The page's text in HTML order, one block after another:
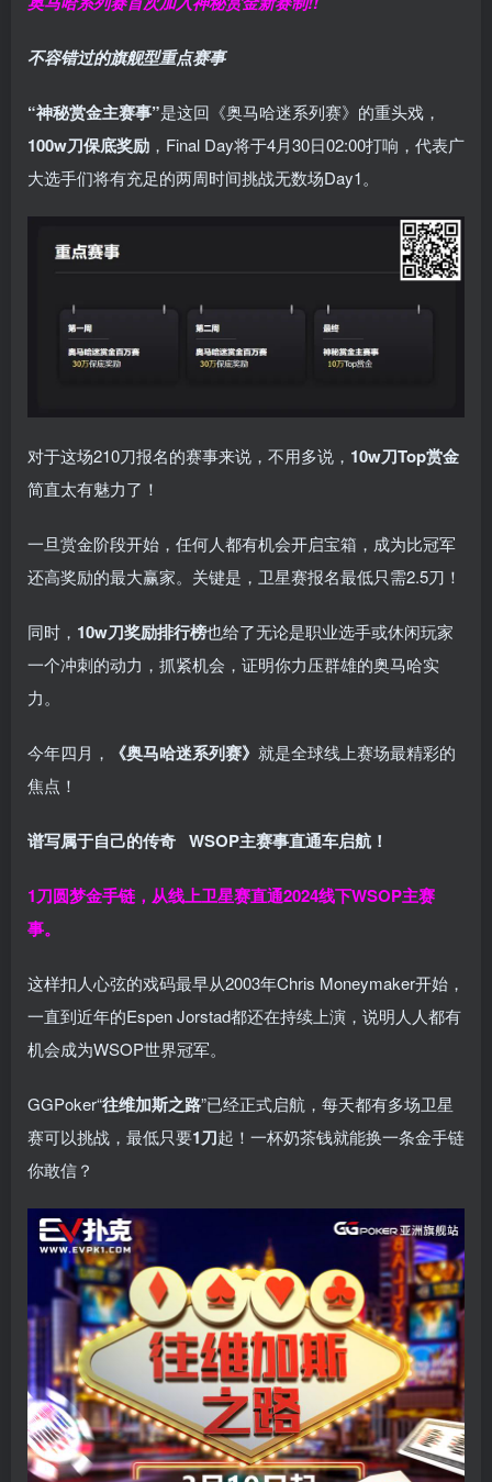
不容错过的旗舰型重点赛事
“神秘赏金主赛事”是这回《奥马哈迷系列赛》的重头戏，
100w刀保底奖励 ，Final Day将于4月30日02:00打响，代表广
大选手们将有充足的两周时间挑战无数场Day1。
对于这场210刀报名的赛事来说，不用多说， 10w刀Top赏金
简直太有魅力了！
一旦赏金阶段开始，任何人都有机会开启宝箱，成为比冠军
还高奖励的最大赢家。关键是，卫星赛报名最低只需2.5刀！
同时， 10w刀奖励排行榜也给了无论是职业选手或休闲玩家
一个冲刺的动力，抓紧机会，证明你力压群雄的奥马哈实
力。
今年四月， 《奥马哈迷系列赛》 就是全球线上赛场最精彩的
焦点！
谱写属于自己的传奇 WSOP主赛事直通车启航！
1刀圆梦金手链，从线上卫星赛直通2024线下WSOP主赛
事。
这样扣人心弦的戏码最早从2003年Chris Moneymaker开始，
一直到近年的Espen Jorstad都还在持续上演，说明人人都有
机会成为WSOP世界冠军。
GGPoker“往维加斯之路”已经正式启航，每天都有多场卫星
赛可以挑战，最低只要1刀起！一杯奶茶钱就能换一条金手链
你敢信？